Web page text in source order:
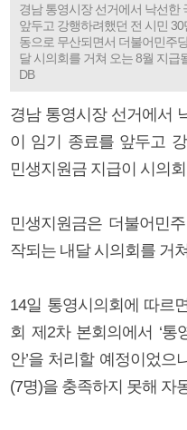
경남 통영시장 선거에서 낙선한
앞두고 강행하려했던 전 시민
동으로 무산되면서 더불어민주
달 시의회를 거쳐 오는 8월 지급
DB
경남 통영시장 선거에서
이 임기 종료를 앞두고
민생지원금 지급이 시의
민생지원금은 더불어민
작되는 내달 시의회를 거
14일 통영시의회에 따르
회 제2차 본회의에서 ‘통
안’을 처리할 예정이었으
(7명)을 충족하지 못해 자